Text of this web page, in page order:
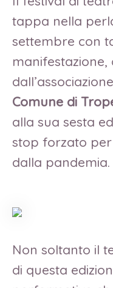
tappa nella
settembre con
manifestazione,
dall’associazione
Comune di
alla sua sesta
stop forzato
dalla pandemia.
Non soltanto il
di questa